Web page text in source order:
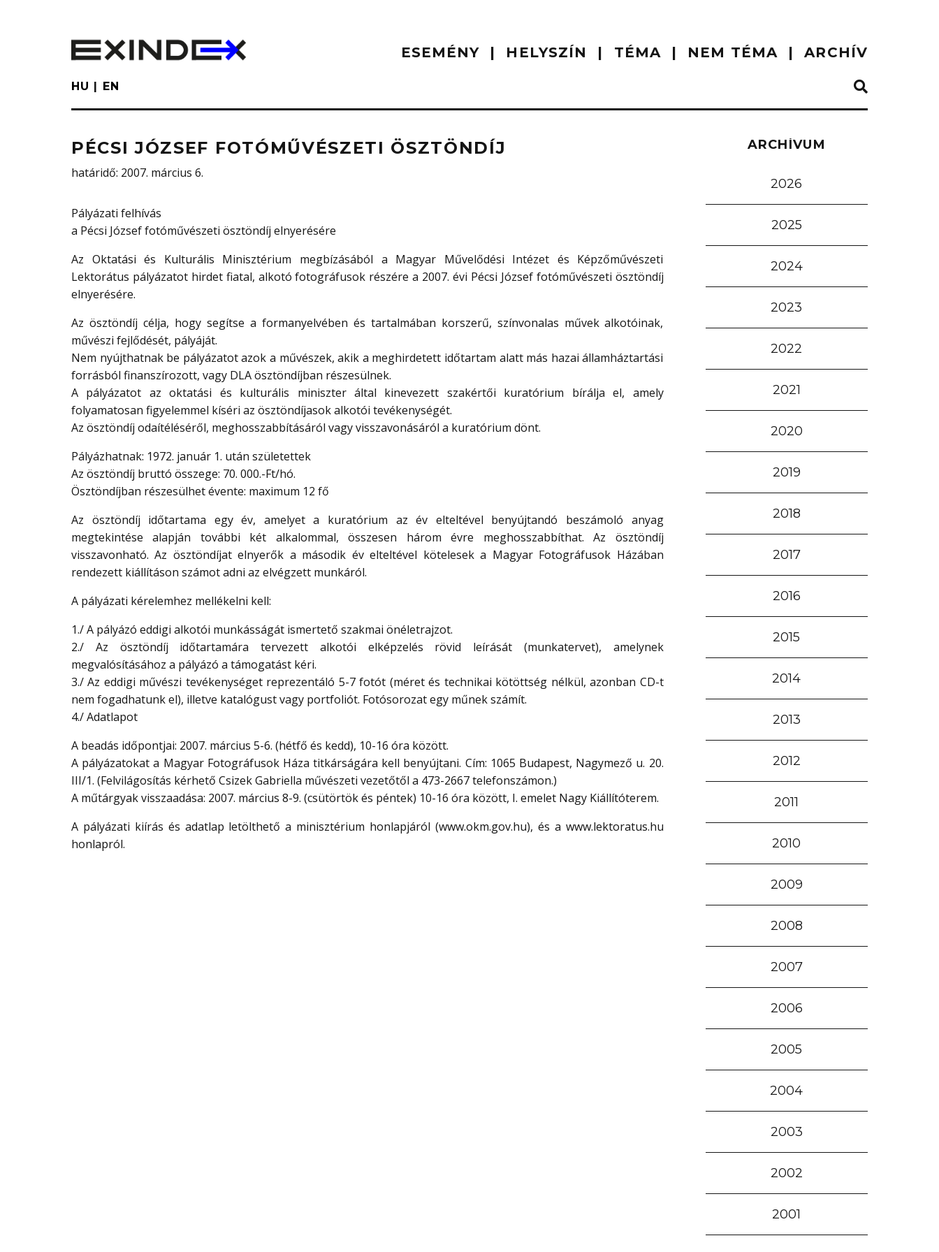
ESEMÉNY HELYSZÍN TÉMA NEM TÉMA ARCHÍV
HU EN
PÉCSI JÓZSEF FOTÓMŰVÉSZETI ÖSZTÖNDÍJ
határidő: 2007. március 6.
Pályázati felhívás
a Pécsi József fotóművészeti ösztöndíj elnyerésére
Az Oktatási és Kulturális Minisztérium megbízásából a Magyar Művelődési Intézet és Képzőművészeti
Lektorátus pályázatot hirdet fiatal, alkotó fotográfusok részére a 2007. évi Pécsi József fotóművészeti ösztöndíj
elnyerésére.
Az ösztöndíj célja, hogy segítse a formanyelvében és tartalmában korszerű, színvonalas művek alkotóinak,
művészi fejlődését, pályáját.
Nem nyújthatnak be pályázatot azok a művészek, akik a meghirdetett időtartam alatt más hazai államháztartási
forrásból finanszírozott, vagy DLA ösztöndíjban részesülnek.
A pályázatot az oktatási és kulturális miniszter által kinevezett szakértői kuratórium bírálja el, amely
folyamatosan figyelemmel kíséri az ösztöndíjasok alkotói tevékenységét.
Az ösztöndíj odaítéléséről, meghosszabbításáról vagy visszavonásáról a kuratórium dönt.
Pályázhatnak: 1972. január 1. után születettek
Az ösztöndíj bruttó összege: 70. 000.-Ft/hó.
Ösztöndíjban részesülhet évente: maximum 12 fő
Az ösztöndíj időtartama egy év, amelyet a kuratórium az év elteltével benyújtandó beszámoló anyag
megtekintése alapján további két alkalommal, összesen három évre meghosszabbíthat. Az ösztöndíj
visszavonható. Az ösztöndíjat elnyerők a második év elteltével kötelesek a Magyar Fotográfusok Házában
rendezett kiállításon számot adni az elvégzett munkáról.
A pályázati kérelemhez mellékelni kell:
1./ A pályázó eddigi alkotói munkásságát ismertető szakmai önéletrajzot.
2./ Az ösztöndíj időtartamára tervezett alkotói elképzelés rövid leírását (munkatervet), amelynek
megvalósításához a pályázó a támogatást kéri.
3./ Az eddigi művészi tevékenységet reprezentáló 5-7 fotót (méret és technikai kötöttség nélkül, azonban CD-t
nem fogadhatunk el), illetve katalógust vagy portfoliót. Fotósorozat egy műnek számít.
4./ Adatlapot
A beadás időpontjai: 2007. március 5-6. (hétfő és kedd), 10-16 óra között.
A pályázatokat a Magyar Fotográfusok Háza titkárságára kell benyújtani. Cím: 1065 Budapest, Nagymező u. 20.
III/1. (Felvilágosítás kérhető Csizek Gabriella művészeti vezetőtől a 473-2667 telefonszámon.)
A műtárgyak visszaadása: 2007. március 8-9. (csütörtök és péntek) 10-16 óra között, I. emelet Nagy Kiállítóterem.
A pályázati kiírás és adatlap letölthető a minisztérium honlapjáról (www.okm.gov.hu), és a www.lektoratus.hu
honlapról.
ARCHÍVUM
2026
2025
2024
2023
2022
2021
2020
2019
2018
2017
2016
2015
2014
2013
2012
2011
2010
2009
2008
2007
2006
2005
2004
2003
2002
2001